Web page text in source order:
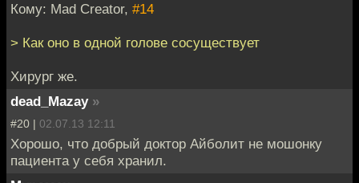
Кому: Mad Creator, #14
> Как оно в одной голове сосуществует
Хирург же.
dead_Mazay »
#20 | 02.07.13 12:11
Хорошо, что добрый доктор Айболит не мошонку
пациента у себя хранил.